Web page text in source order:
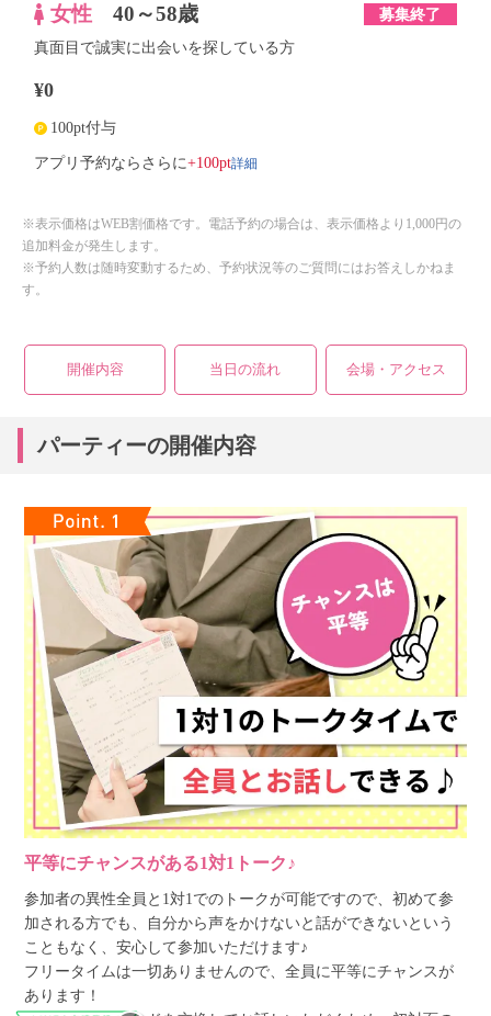
女性 40～58歳 募集終了
真面目で誠実に出会いを探している方
¥0
100pt付与
アプリ予約ならさらに+100pt詳細
※表示価格はWEB割価格です。電話予約の場合は、表示価格より1,000円の
追加料金が発生します。
※予約人数は随時変動するため、予約状況等のご質問にはお答えしかねま
す。
開催内容 当日の流れ 会場・アクセス
パーティーの開催内容
平等にチャンスがある1対1トーク♪
参加者の異性全員と1対1でのトークが可能ですので、初めて参
加される方でも、自分から声をかけないと話ができないという
こともなく、安心して参加いただけます♪
フリータイムは一切ありませんので、全員に平等にチャンスが
あります！